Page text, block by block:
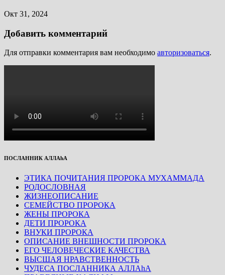
Окт 31, 2024
Добавить комментарий
Для отправки комментария вам необходимо авторизоваться.
ПОСЛАННИК АЛЛАhА
ЭТИКА ПОЧИТАНИЯ ПРОРОКА МУХАММАДА
РОДОСЛОВНАЯ
ЖИЗНЕОПИСАНИЕ
СЕМЕЙСТВО ПРОРОКА
ЖЕНЫ ПРОРОКА
ДЕТИ ПРОРОКА
ВНУКИ ПРОРОКА
ОПИСАНИЕ ВНЕШНОСТИ ПРОРОКА
ЕГО ЧЕЛОВЕЧЕСКИЕ КАЧЕСТВА
ВЫСШАЯ НРАВСТВЕННОСТЬ
ЧУДЕСА ПОСЛАННИКА АЛЛАhА